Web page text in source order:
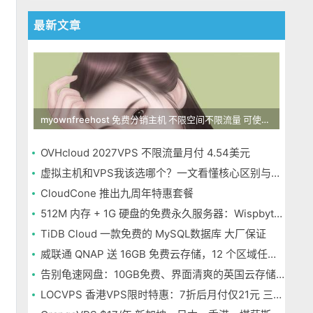
最新文章
myownfreehost 免费分销主机 不限空间不限流量 可使用免费域名申请
OVHcloud 2027VPS 不限流量月付 4.54美元
虚拟主机和VPS我该选哪个？一文看懂核心区别与选择指南
CloudCone 推出九周年特惠套餐
512M 内存 + 1G 硬盘的免费永久服务器：Wispbyte 上手
TiDB Cloud 一款免费的 MySQL数据库 大厂保证
威联通 QNAP 送 16GB 免费云存储，12 个区域任选，邮箱注册即可
告别龟速网盘：10GB免费、界面清爽的英国云存储Icedrive体验
LOCVPS 香港VPS限时特惠：7折后月付仅21元 三网优化BGP线路 可选原生IP